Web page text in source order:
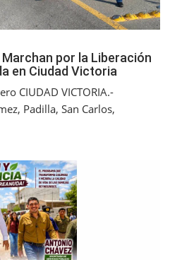
por la Liberación
en Ciudad Victoria
CIUDAD VICTORIA.-
Padilla, San Carlos,